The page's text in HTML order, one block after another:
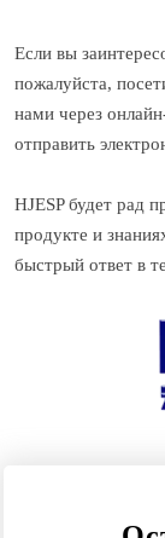
Если вы
пожалуйста,
нами через
отправить
HJESP будет рад
продукте и
быстрый ответ в